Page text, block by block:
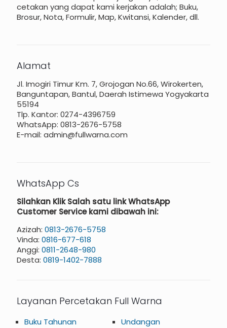
cetakan yang dapat kami kerjakan adalah; Buku,
Brosur, Nota, Formulir, Map, Kwitansi, Kalender, dll.
Alamat
Jl. Imogiri Timur Km. 7, Grojogan No.66, Wirokerten,
Banguntapan, Bantul, Daerah Istimewa Yogyakarta
55194
Tlp. Kantor: 0274-4396759
WhatsApp: 0813-2676-5758
E-mail: admin@fullwarna.com
WhatsApp Cs
Silahkan Klik Salah satu link WhatsApp
Customer Service kami dibawah ini:
Azizah: 0813-2676-5758
Vinda: 0816-677-618
Anggi: 0811-2648-980
Desta: 0819-1402-7888
Layanan Percetakan Full Warna
Buku Tahunan
Undangan